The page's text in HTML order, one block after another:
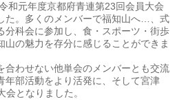
和元年度京都府青連第23回会員大会
た。多くのメンバーで福知山へ…、式
分科会に参加し、食・スポーツ・街歩
山の魅力を存分に感じることができま
合わせない他単会のメンバーとも交流
年部活動をより活発に、そして宮津
となりました。